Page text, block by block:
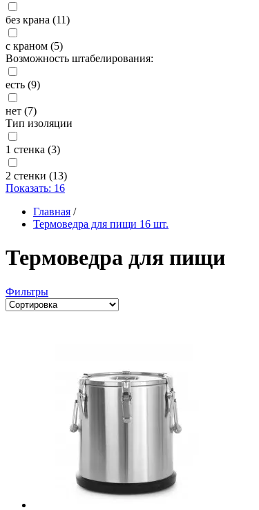
без крана (11)
с краном (5)
Возможность штабелирования:
есть (9)
нет (7)
Тип изоляции
1 стенка (3)
2 стенки (13)
Показать: 16
Главная /
Термоведра для пищи 16 шт.
Термоведра для пищи
Фильтры